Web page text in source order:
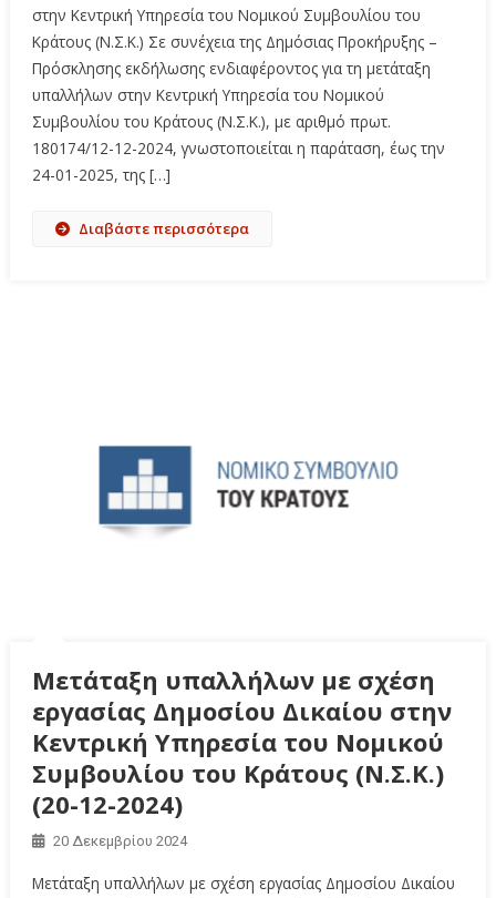
στην Κεντρική Υπηρεσία του Νομικού Συμβουλίου του
Κράτους (Ν.Σ.Κ.) Σε συνέχεια της Δημόσιας Προκήρυξης –
Πρόσκλησης εκδήλωσης ενδιαφέροντος για τη μετάταξη
υπαλλήλων στην Κεντρική Υπηρεσία του Νομικού
Συμβουλίου του Κράτους (Ν.Σ.Κ.), με αριθμό πρωτ.
180174/12-12-2024, γνωστοποιείται η παράταση, έως την
24-01-2025, της […]
Διαβάστε περισσότερα
Μετάταξη υπαλλήλων με σχέση
εργασίας Δημοσίου Δικαίου στην
Κεντρική Υπηρεσία του Νομικού
Συμβουλίου του Κράτους (Ν.Σ.Κ.)
(20-12-2024)
20 Δεκεμβρίου 2024
Μετάταξη υπαλλήλων με σχέση εργασίας Δημοσίου Δικαίου